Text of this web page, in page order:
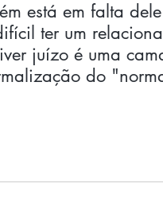
está em falta
ter um
juízo é uma
do